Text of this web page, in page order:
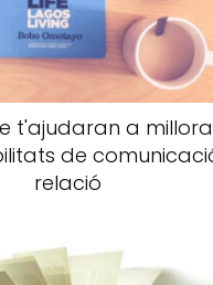
t'ajudaran a
de
relació